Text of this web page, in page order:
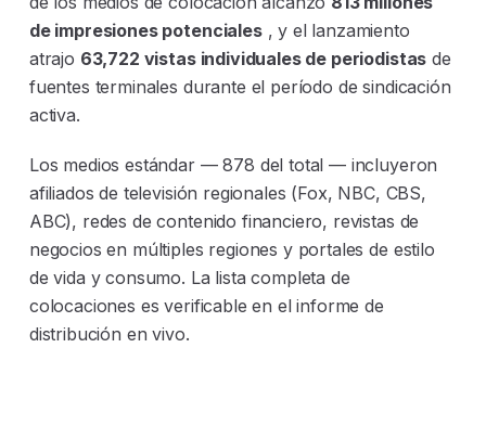
de impresiones potenciales, y el lanzamiento
atrajo 63,722 vistas individuales de periodistas de
fuentes terminales durante el período de sindicación
activa.
Los medios estándar — 878 del total — incluyeron
afiliados de televisión regionales (Fox, NBC, CBS,
ABC), redes de contenido financiero, revistas de
negocios en múltiples regiones y portales de estilo
de vida y consumo. La lista completa de
colocaciones es verificable en el informe de
distribución en vivo.